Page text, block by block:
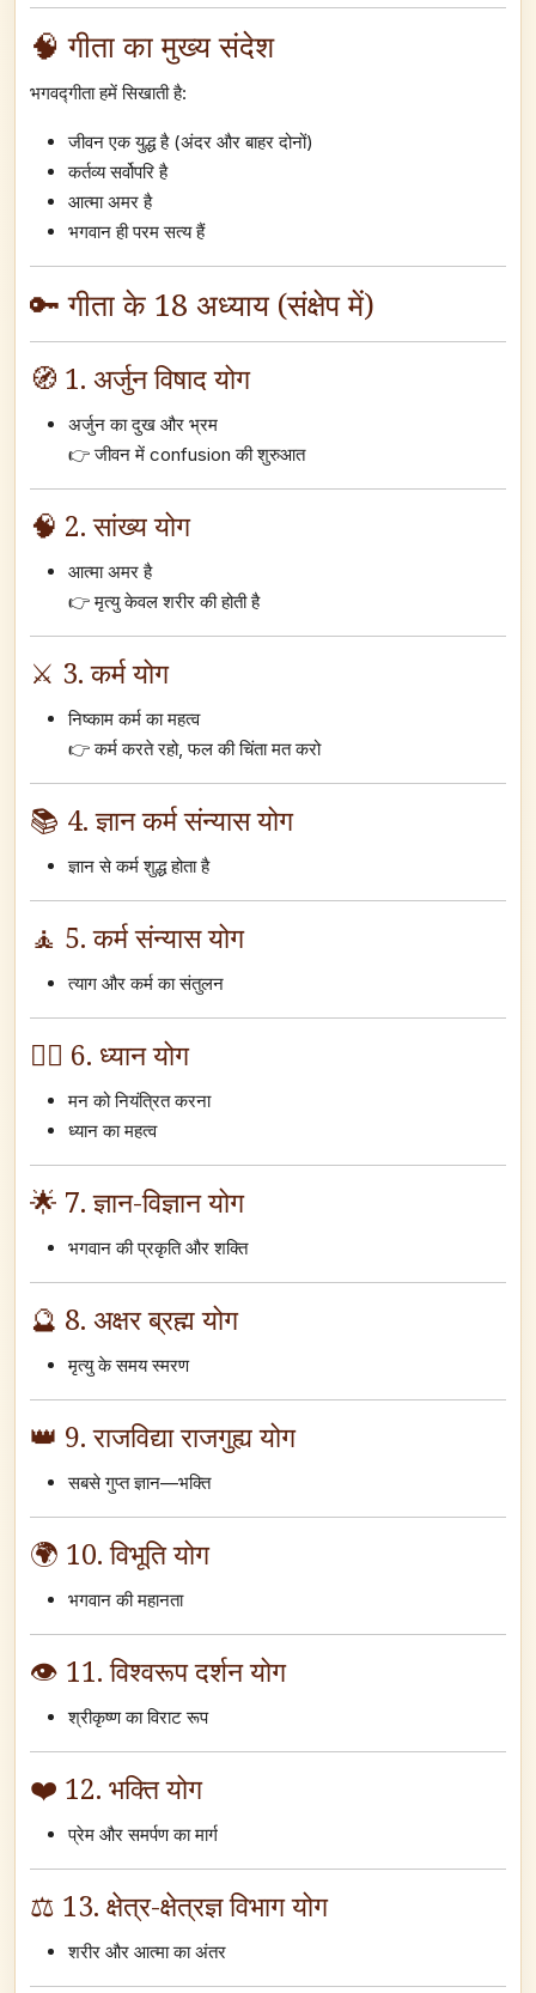
🧠 गीता का मुख्य संदेश
भगवद्गीता हमें सिखाती है:
जीवन एक युद्ध है (अंदर और बाहर दोनों)
कर्तव्य सर्वोपरि है
आत्मा अमर है
भगवान ही परम सत्य हैं
🔑 गीता के 18 अध्याय (संक्षेप में)
🧭 1. अर्जुन विषाद योग
अर्जुन का दुख और भ्रम
👉 जीवन में confusion की शुरुआत
🧠 2. सांख्य योग
आत्मा अमर है
👉 मृत्यु केवल शरीर की होती है
⚔️ 3. कर्म योग
निष्काम कर्म का महत्व
👉 कर्म करते रहो, फल की चिंता मत करो
📚 4. ज्ञान कर्म संन्यास योग
ज्ञान से कर्म शुद्ध होता है
🧘 5. कर्म संन्यास योग
त्याग और कर्म का संतुलन
🧘‍♂️ 6. ध्यान योग
मन को नियंत्रित करना
ध्यान का महत्व
🌟 7. ज्ञान-विज्ञान योग
भगवान की प्रकृति और शक्ति
🔮 8. अक्षर ब्रह्म योग
मृत्यु के समय स्मरण
👑 9. राजविद्या राजगुह्य योग
सबसे गुप्त ज्ञान—भक्ति
🌍 10. विभूति योग
भगवान की महानता
👁️ 11. विश्वरूप दर्शन योग
श्रीकृष्ण का विराट रूप
❤️ 12. भक्ति योग
प्रेम और समर्पण का मार्ग
⚖️ 13. क्षेत्र-क्षेत्रज्ञ विभाग योग
शरीर और आत्मा का अंतर